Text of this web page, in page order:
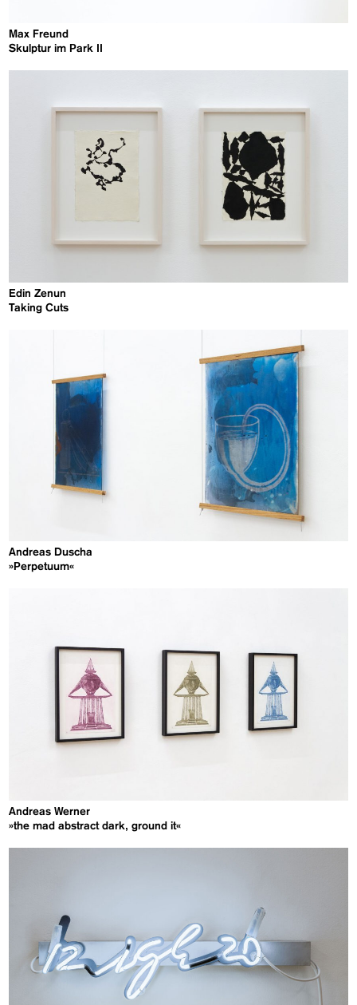
Max Freund
Skulptur im Park II
Edin Zenun
Taking Cuts
Andreas Duscha
»Perpetuum«
Andreas Werner
»the mad abstract dark, ground it«